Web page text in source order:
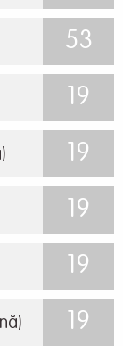
53
19
19
19
19
19